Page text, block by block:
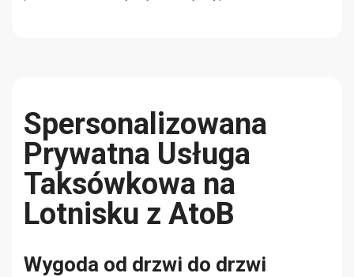
Spersonalizowana
Prywatna Usługa
Taksówkowa na
Lotnisku z AtoB
Wygoda od drzwi do drzwi